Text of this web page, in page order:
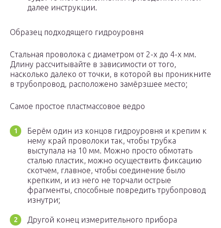
далее инструкции.
Образец подходящего гидроуровня
Стальная проволока с диаметром от 2-х до 4-х мм.
Длину рассчитывайте в зависимости от того,
насколько далеко от точки, в которой вы проникните
в трубопровод, расположено замёрзшее место;
Самое простое пластмассовое ведро
Берём один из концов гидроуровня и крепим к
нему край проволоки так, чтобы трубка
выступала на 10 мм. Можно просто обмотать
сталью пластик, можно осуществить фиксацию
скотчем, главное, чтобы соединение было
крепким, и из него не торчали острые
фрагменты, способные повредить трубопровод
изнутри;
Другой конец измерительного прибора